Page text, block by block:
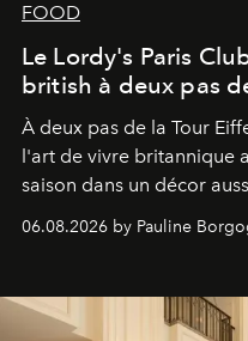
FOOD
Le Lordy's Paris
british à deux pas
À deux pas de la Tour
l'art de vivre britannique
saison dans un décor
06.08.2026 by Pauline